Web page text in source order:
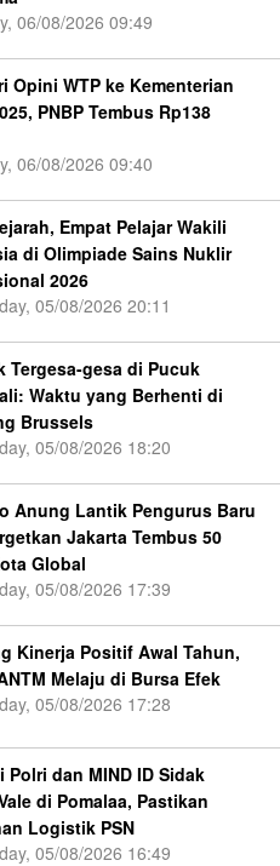
06/08/2026 09:49
Opini WTP ke Kementerian
PNBP Tembus Rp138
06/08/2026 09:40
Empat Pelajar Wakili
di Olimpiade Sains Nuklir
2026
05/08/2026 20:11
Tergesa-gesa di Pucuk
Waktu yang Berhenti di
Brussels
05/08/2026 18:20
Anung Lantik Pengurus Baru
Jakarta Tembus 50
Global
05/08/2026 17:39
Kinerja Positif Awal Tahun,
Melaju di Bursa Efek
05/08/2026 17:28
Polri dan MIND ID Sidak
di Pomalaa, Pastikan
Logistik PSN
05/08/2026 16:49